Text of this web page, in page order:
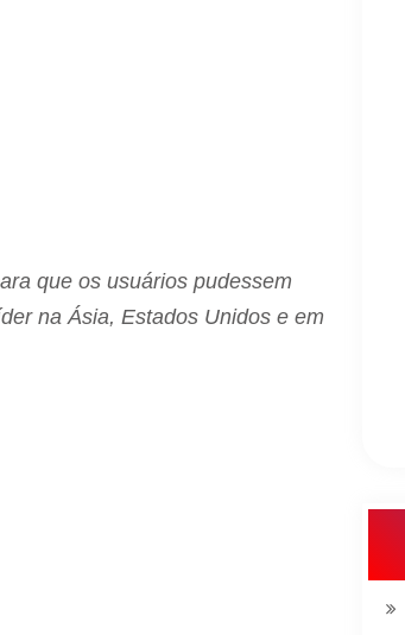
que os usuários pudessem
na Ásia, Estados Unidos e em